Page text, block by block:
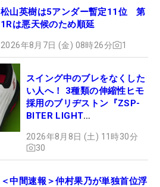
松山英樹は5アンダー暫定11位 第
1Rは悪天候のため順延
2026年8月7日 (金) 08時26分 1
スイング中のブレをなくした
い人へ！ 3種類の伸縮性ヒモ
採用のブリヂストン『ZSP-
BITER LIGHT
ュー
2026年8月8日 (土) 11時30分
30
＜中間速報＞仲村果乃が単独首位浮